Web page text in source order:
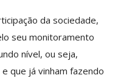
da sociedade,
seu monitoramento
nível, ou seja,
que já vinham fazendo